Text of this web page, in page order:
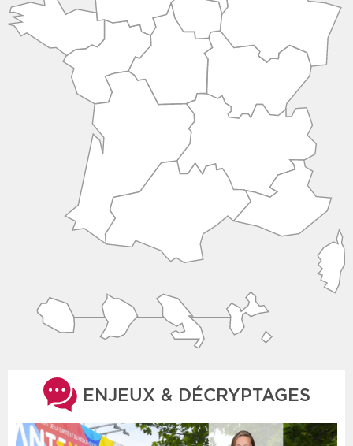
ENJEUX & DÉCRYPTAGES